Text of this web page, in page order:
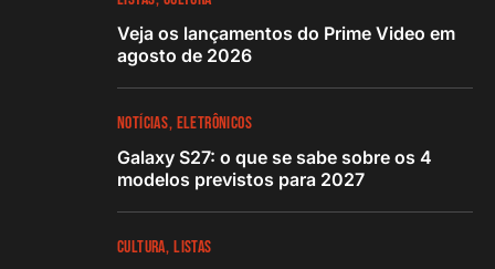
Veja os lançamentos do Prime Video em
agosto de 2026
NOTÍCIAS ELETRÔNICOS
Galaxy S27: o que se sabe sobre os 4
modelos previstos para 2027
CULTURA LISTAS